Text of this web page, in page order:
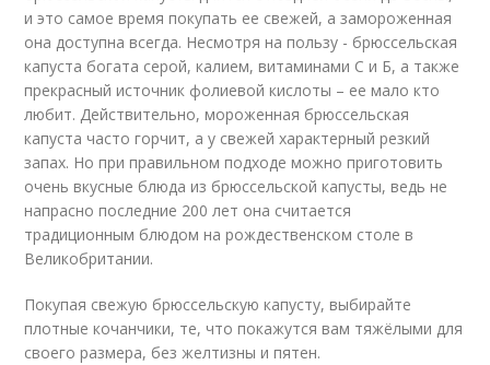
и это самое время покупать ее свежей, а замороженная
она доступна всегда. Несмотря на пользу - брюссельская
капуста богата серой, калием, витаминами С и Б, а также
прекрасный источник фолиевой кислоты – ее мало кто
любит. Действительно, мороженная брюссельская
капуста часто горчит, а у свежей характерный резкий
запах. Но при правильном подходе можно приготовить
очень вкусные блюда из брюссельской капусты, ведь не
напрасно последние 200 лет она считается
традиционным блюдом на рождественском столе в
Великобритании.
Покупая свежую брюссельскую капусту, выбирайте
плотные кочанчики, те, что покажутся вам тяжёлыми для
своего размера, без желтизны и пятен.